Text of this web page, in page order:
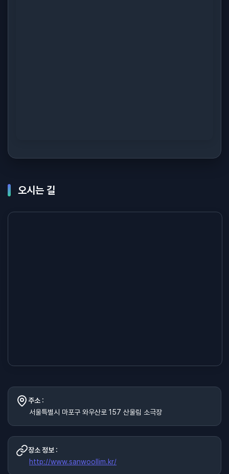
오시는 길
주소 :
서울특별시 마포구 와우산로 157 산울림 소극장
장소 정보 :
http://www.sanwoollim.kr/